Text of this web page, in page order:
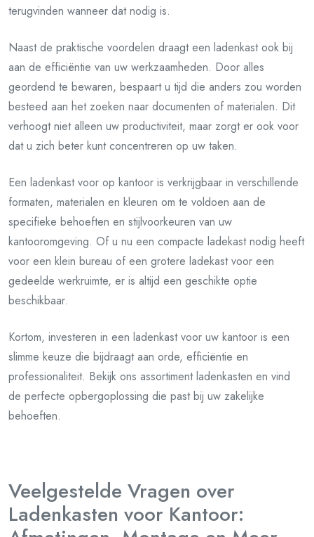
terugvinden wanneer dat nodig is.
Naast de praktische voordelen draagt een ladenkast ook bij
aan de efficiëntie van uw werkzaamheden. Door alles
geordend te bewaren, bespaart u tijd die anders zou worden
besteed aan het zoeken naar documenten of materialen. Dit
verhoogt niet alleen uw productiviteit, maar zorgt er ook voor
dat u zich beter kunt concentreren op uw taken.
Een ladenkast voor op kantoor is verkrijgbaar in verschillende
formaten, materialen en kleuren om te voldoen aan de
specifieke behoeften en stijlvoorkeuren van uw
kantooromgeving. Of u nu een compacte ladekast nodig heeft
voor een klein bureau of een grotere ladekast voor een
gedeelde werkruimte, er is altijd een geschikte optie
beschikbaar.
Kortom, investeren in een ladenkast voor uw kantoor is een
slimme keuze die bijdraagt aan orde, efficiëntie en
professionaliteit. Bekijk ons assortiment ladenkasten en vind
de perfecte opbergoplossing die past bij uw zakelijke
behoeften.
Veelgestelde Vragen over
Ladenkasten voor Kantoor: